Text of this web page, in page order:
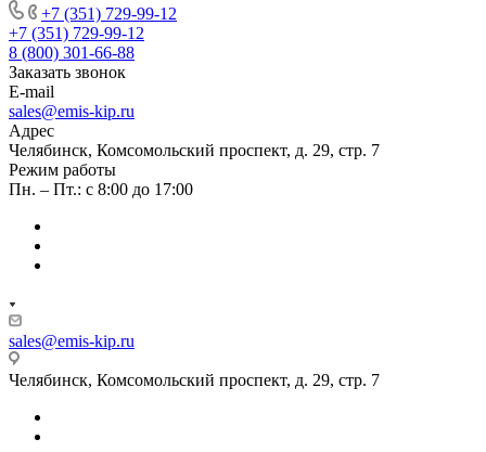
+7 (351) 729-99-12
+7 (351) 729-99-12
8 (800) 301-66-88
Заказать звонок
E-mail
sales@emis-kip.ru
Адрес
Челябинск, Комсомольский проспект, д. 29, стр. 7
Режим работы
Пн. – Пт.: с 8:00 до 17:00
sales@emis-kip.ru
Челябинск, Комсомольский проспект, д. 29, стр. 7